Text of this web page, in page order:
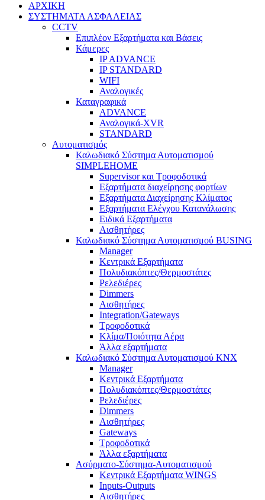
ΑΡΧΙΚΗ
ΣΥΣΤΗΜΑΤΑ ΑΣΦΑΛΕΙΑΣ
CCTV
Επιπλέον Εξαρτήματα και Βάσεις
Κάμερες
IP ADVANCE
IP STANDARD
WIFI
Αναλογικές
Καταγραφικά
ADVANCE
Αναλογικά-XVR
STANDARD
Αυτοματισμός
Καλωδιακό Σύστημα Αυτοματισμού
SIMPLEHOME
Supervisor και Τροφοδοτικά
Εξαρτήματα διαχείρησης φορτίων
Εξαρτήματα Διαχείρησης Κλίματος
Εξαρτήματα Ελέγχου Κατανάλωσης
Ειδικά Εξαρτήματα
Αισθητήρες
Καλωδιακό Σύστημα Αυτοματισμού BUSING
Manager
Κεντρικά Εξαρτήματα
Πολυδιακόπτες/Θερμοστάτες
Ρελεδιέρες
Dimmers
Αισθητήρες
Integration/Gateways
Τροφοδοτικά
Κλίμα/Ποιότητα Αέρα
Άλλα εξαρτήματα
Καλωδιακό Σύστημα Αυτοματισμού KNX
Manager
Κεντρικά Εξαρτήματα
Πολυδιακόπτες/Θερμοστάτες
Ρελεδιέρες
Dimmers
Αισθητήρες
Gateways
Τροφοδοτικά
Άλλα εξαρτήματα
Ασύρματο-Σύστημα-Αυτοματισμού
Κεντρικά Εξαρτήματα WINGS
Inputs-Outputs
Αισθητήρες